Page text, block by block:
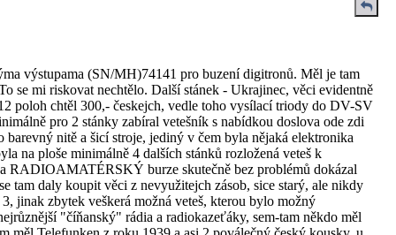
výstupama (SN/MH)74141 pro buzení digitronů. Měl je tam
se mi riskovat nechtělo. Další stánek - Ukrajinec, věci evidentně
poloh chtěl 300,- českejch, vedle toho vysílací triody do DV-SV
pro 2 stánky zabíral vetešník s nabídkou doslova ode zdi
nitě a šicí stroje, jediný v čem byla nějaká elektronika
na ploše minimálně 4 dalších stánků rozložená veteš k
RADIOAMATÉRSKÝ burze skutečně bez problémů dokázal
tam daly koupit věci z nevyužitejch zásob, sice starý, ale nikdy
jinak zbytek veškerá možná veteš, kterou bylo možný
"číňanský" rádia a radiokazeťáky, sem-tam někdo měl